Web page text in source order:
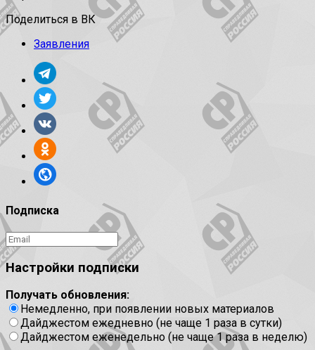
Поделиться в ВК
Заявления
Подписка
Настройки подписки
Получать обновления:
Немедленно, при появлении новых материалов
Дайджестом ежедневно (не чаще 1 раза в сутки)
Дайджестом еженедельно (не чаще 1 раза в неделю)